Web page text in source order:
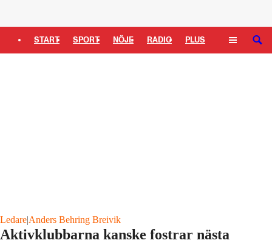
START SPORT NÖJE RADIO PLUS SÖK
Ledare|Anders Behring Breivik
Aktivklubbarna kanske fostrar nästa